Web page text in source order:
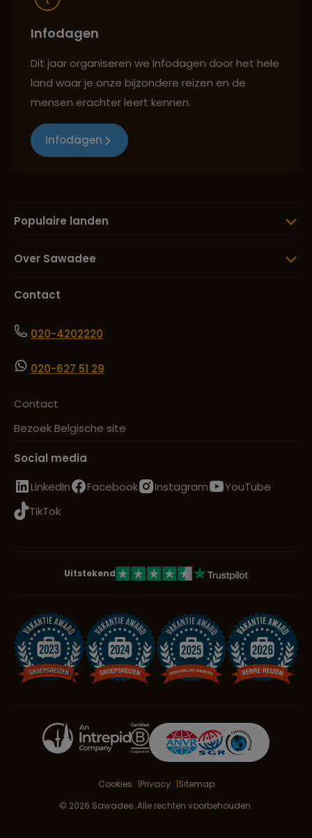
Infodagen
Dit jaar organiseren we infodagen door het hele
land waar je onze bijzondere reizen en de
mensen erachter leert kennen.
Infodagen
Populaire landen
Over Sawadee
Contact
020-4202220
020-627 51 29
Contact
Bezoek Belgische site
Social media
LinkedIn
Facebook Instagram
YouTube
TikTok
Uitstekend
Cookies Privacy
Sitemap
© 2026 Sawadee. Alle rechten voorbehouden.